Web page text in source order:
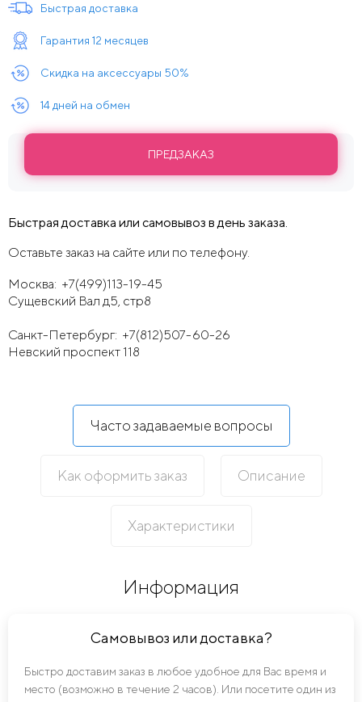
Быстрая доставка
Гарантия 12 месяцев
Скидка на аксессуары 50%
14 дней на обмен
ПРЕДЗАКАЗ
Быстрая доставка или самовывоз в день заказа.
Оставьте заказ на сайте или по телефону.
Москва: +7(499)113-19-45
Сущевский Вал д5, стр8
Санкт-Петербург: +7(812)507-60-26
Невский проспект 118
Часто задаваемые вопросы
Как оформить заказ Описание
Характеристики
Информация
Самовывоз или доставка?
Быстро доставим заказ в любое удобное для Вас время и
место (возможно в течение 2 часов). Или посетите один из